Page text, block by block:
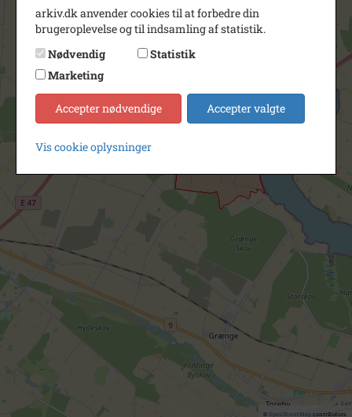
© OpenStreetMapcontributors.
arkiv.dk anvender cookies til at forbedre din
brugeroplevelse og til indsamling af statistik.
Nødvendig
Statistik
Marketing
Accepter nødvendige Accepter valgte
Vis cookie oplysninger